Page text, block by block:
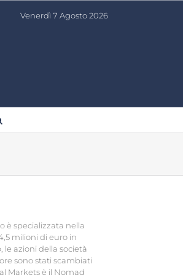
Venerdì 7 Agosto 2026
è specializzata nella
milioni di euro in
le azioni della società
sono stati scambiati
Markets è il Nomad